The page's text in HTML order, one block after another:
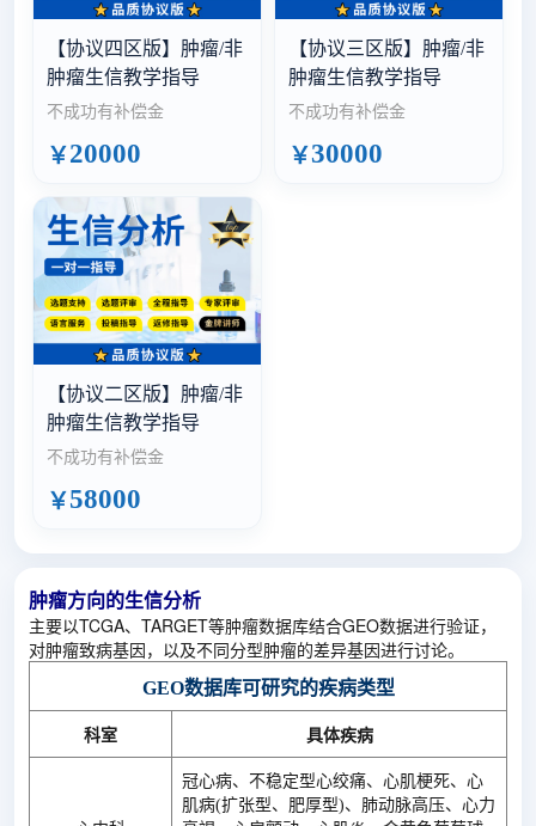
【协议四区版】肿瘤/非
肿瘤生信教学指导
不成功有补偿金
￥20000
【协议三区版】肿瘤/非
肿瘤生信教学指导
不成功有补偿金
￥30000
【协议二区版】肿瘤/非
肿瘤生信教学指导
不成功有补偿金
￥58000
肿瘤方向的生信分析
主要以TCGA、TARGET等肿瘤数据库结合GEO数据进行验证，
对肿瘤致病基因，以及不同分型肿瘤的差异基因进行讨论。
GEO数据库可研究的疾病类型
科室 具体疾病
冠心病、不稳定型心绞痛、心肌梗死、心
肌病(扩张型、肥厚型)、肺动脉高压、心力